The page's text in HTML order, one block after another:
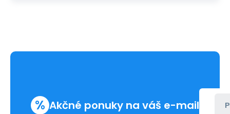
% Akčné ponuky na váš e-mail